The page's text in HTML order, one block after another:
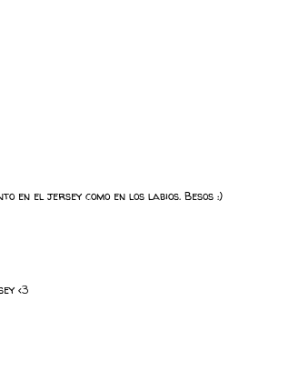
en el jersey como en los labios. Besos :)
<3